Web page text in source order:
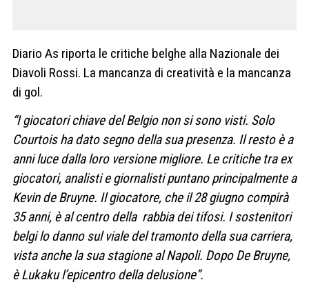
Diario As riporta le critiche belghe alla Nazionale dei
Diavoli Rossi. La mancanza di creatività e la mancanza
di gol.
“I giocatori chiave del Belgio non si sono visti. Solo
Courtois ha dato segno della sua presenza. Il resto è a
anni luce dalla loro versione migliore. Le critiche tra ex
giocatori, analisti e giornalisti puntano principalmente a
Kevin de Bruyne. Il giocatore, che il 28 giugno compirà
35 anni, è al centro della rabbia dei tifosi. I sostenitori
belgi lo danno sul viale del tramonto della sua carriera,
vista anche la sua stagione al Napoli. Dopo De Bruyne,
è Lukaku l’epicentro della delusione”.